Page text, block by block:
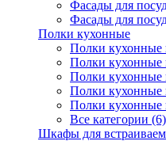
Фасады для
Фасады для
Полки кухонные
Полки
Полки
Полки
Полки
Полки
Все категории (6)
Шкафы для